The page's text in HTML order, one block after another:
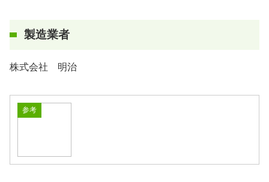
製造業者
株式会社 明治
参考